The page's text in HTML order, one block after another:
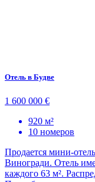
Отель в Будве
1 600 000 €
920 м²
10 номеров
Продается мини-
Виногради. Отель
каждого 63 м².